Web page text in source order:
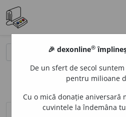
definiții (1) pronunțievolume_up (50)
🎉 dexonline®
De un sfert de secol
pentru milioane
Cu o mică donație aniversară
cuvintele la îndemâna